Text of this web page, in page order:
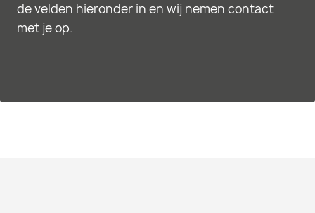
de velden hieronder in en wij nemen contact
met je op.